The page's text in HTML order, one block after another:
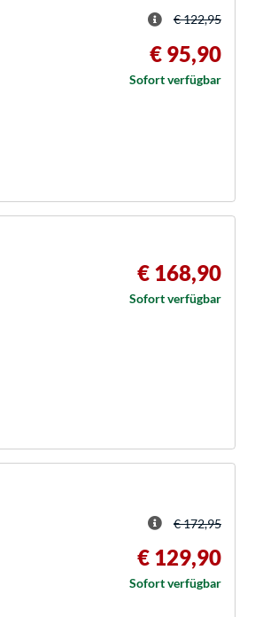
€ 122,95
€ 95,90
Sofort verfügbar
€ 168,90
Sofort verfügbar
€ 172,95
€ 129,90
Sofort verfügbar